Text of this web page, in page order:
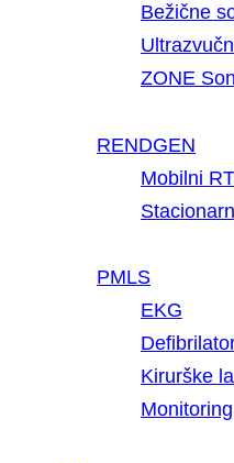
Bežične
ZONE
RENDGEN
Mobilni
PMLS
EKG
Kirurške
Monitoring